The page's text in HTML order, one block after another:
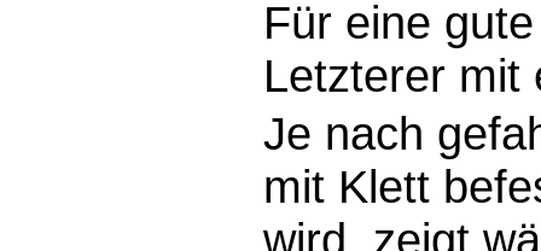
Für eine
Letzterer mit
Je nach
mit Klett
wird, zeigt